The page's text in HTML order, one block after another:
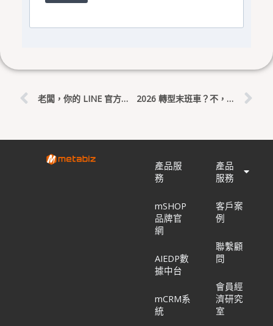
老闆，你的 LINE 官方帳號還在無差別群發嗎？用 AI 自動貼標，把「超高封鎖率」逆轉成「30% 爆發回購率」！ 2026 轉型末班車？不，這是你的超車起點！5 月總結：讓 metabiz 陪你拿補助、贏市佔
產品服
務
mSHOP
品牌官
網
AIEDP數
據中台
mCRM系
統
產品
服務
客戶案
例
聯繫顧
問
會員經
濟研究
室